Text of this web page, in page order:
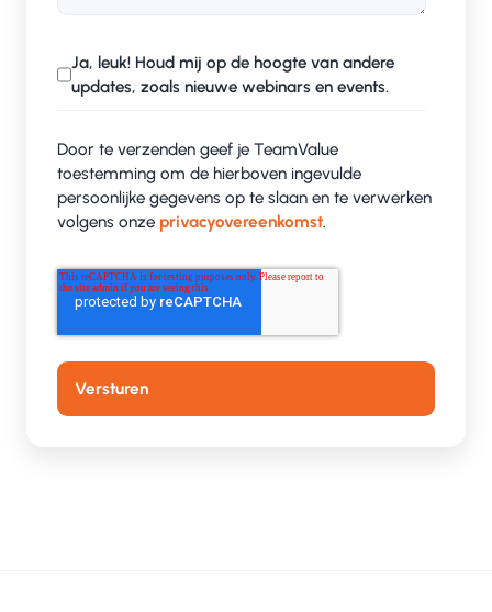
Ja, leuk! Houd mij op de hoogte van andere
updates, zoals nieuwe webinars en events.
Door te verzenden geef je TeamValue
toestemming om de hierboven ingevulde
persoonlijke gegevens op te slaan en te verwerken
volgens onze privacyovereenkomst.